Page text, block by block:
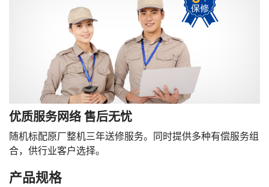
优质服务网络 售后无忧
随机标配原厂整机三年送修服务。同时提供多种有偿服务组
合，供行业客户选择。
产品规格